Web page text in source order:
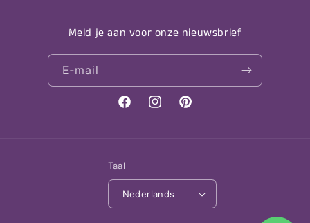
Meld je aan voor onze nieuwsbrief
E‑mail
FacebookInstagramPinterest
Taal
Nederlands